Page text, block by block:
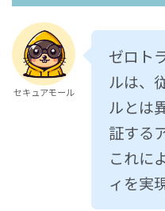
セキュアモール
ゼロト
ルは、
ルとは
証する
これに
ィを実